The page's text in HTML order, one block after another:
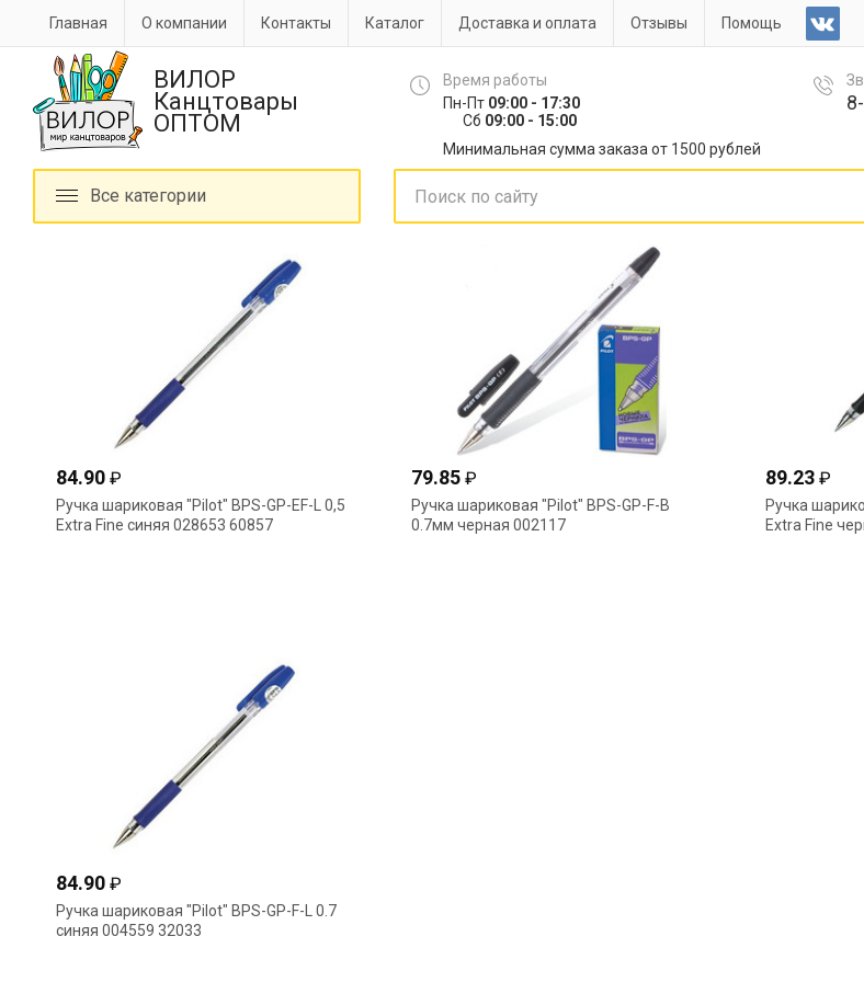
Главная О компании Контакты Каталог Доставка и оплата Отзывы Помощь
ВИЛОР
Канцтовары
ОПТОМ
Время работы
Пн-Пт 09:00 - 17:30
Сб 09:00 - 15:00
Минимальная сумма заказа от 1500 рублей
Все категории
84.90 ₽
Ручка шариковая "Pilot" BPS-GP-EF-L 0,5
Extra Fine синяя 028653 60857
79.85 ₽
Ручка шариковая "Pilot" BPS-GP-F-B
0.7мм черная 002117
89.23 ₽
Ручка
Extra Fine
84.90 ₽
Ручка шариковая "Pilot" BPS-GP-F-L 0.7
синяя 004559 32033